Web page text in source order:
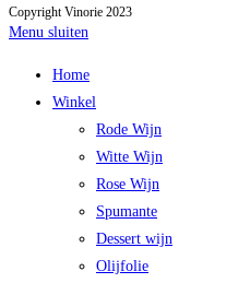
Copyright Vinorie 2023
Menu sluiten
Home
Winkel
Rode Wijn
Witte Wijn
Rose Wijn
Spumante
Dessert wijn
Olijfolie